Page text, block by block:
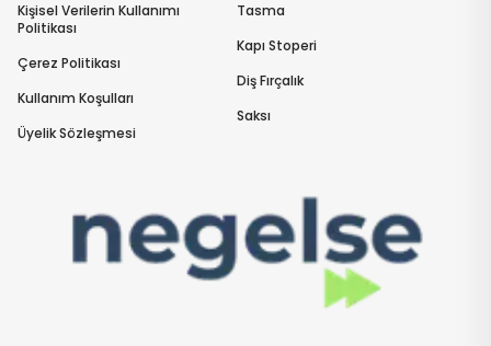
Kişisel Verilerin Kullanımı
Politikası
Çerez Politikası
Kullanım Koşulları
Üyelik Sözleşmesi
Tasma
Kapı Stoperi
Diş Fırçalık
Saksı